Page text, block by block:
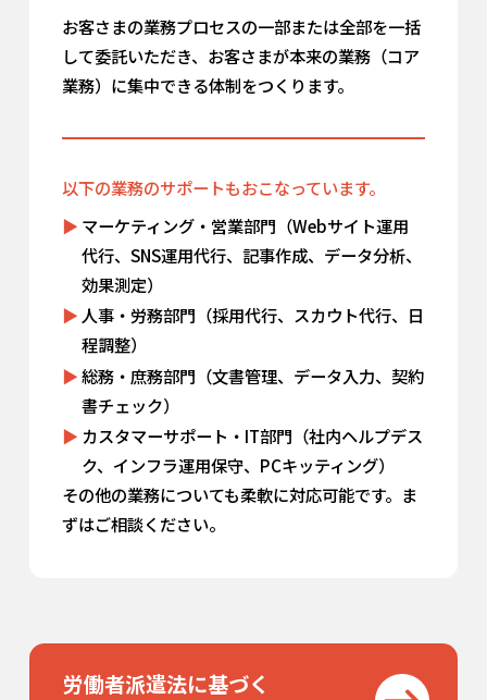
お客さまの業務プロセスの一部または全部を一括
して委託いただき、お客さまが本来の業務（コア
業務）に集中できる体制をつくります。
以下の業務のサポートもおこなっています。
マーケティング・営業部門（Webサイト運用
代行、SNS運用代行、記事作成、データ分析、
効果測定）
人事・労務部門（採用代行、スカウト代行、日
程調整）
総務・庶務部門（文書管理、データ入力、契約
書チェック）
カスタマーサポート・IT部門（社内ヘルプデス
ク、インフラ運用保守、PCキッティング）
その他の業務についても柔軟に対応可能です。ま
ずはご相談ください。
労働者派遣法に基づく